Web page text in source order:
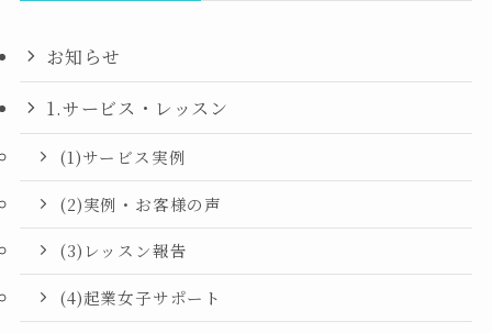
お知らせ
1.サービス・レッスン
(1)サービス実例
(2)実例・お客様の声
(3)レッスン報告
(4)起業女子サポート